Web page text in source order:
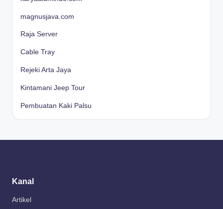
magnusjava.com
Raja Server
Cable Tray
Rejeki Arta Jaya
Kintamani Jeep Tour
Pembuatan Kaki Palsu
Kanal
Artikel